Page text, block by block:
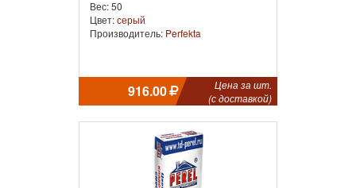
Вес: 50
Цвет:серый
Производитель: Perfekta
916.00
Цена за шт.
(с доставкой)